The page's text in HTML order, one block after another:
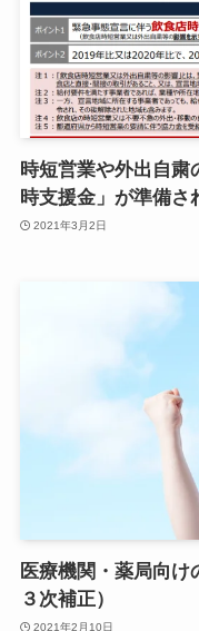
時短営業や外出自粛
時支援金」が準備さ
2021年3月2日
医療機関・薬局向
３次補正）
2021年2月10日